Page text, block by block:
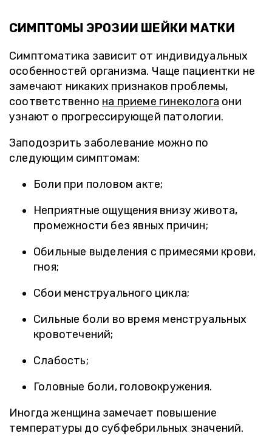
СИМПТОМЫ ЭРОЗИИ ШЕЙКИ МАТКИ
Симптоматика зависит от индивидуальных
особенностей организма. Чаще пациентки не
замечают никаких признаков проблемы,
соответственно на приеме гинеколога они
узнают о прогрессирующей патологии.
Заподозрить заболевание можно по
следующим симптомам:
Боли при половом акте;
Неприятные ощущения внизу живота,
промежности без явных причин;
Обильные выделения с примесями крови,
гноя;
Сбои менструального цикла;
Сильные боли во время менструальных
кровотечений;
Слабость;
Головные боли, головокружения.
Иногда женщина замечает повышение
температуры до субфебрильных значений.